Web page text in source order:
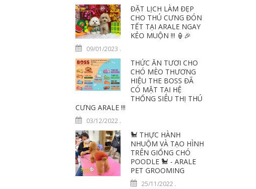
ĐẶT LỊCH LÀM ĐẸP
CHO THÚ CƯNG ĐÓN
TẾT TẠI ARALE NGAY
KẺO MUỘN !!! 🏮️🎉
09/01/2023 .
THỨC ĂN TƯƠI CHO
CHÓ MÈO THƯƠNG
HIỆU THE BOSS ĐÃ
CÓ MẶT TẠI HỆ
THỐNG SIÊU THỊ THÚ
CƯNG ARALE !!!
03/12/2022.
🐩 THỰC HÀNH
NHUỘM VÀ TẠO HÌNH
TRÊN GIỐNG CHÓ
POODLE 🐩 - ARALE
PET GROOMING
25/11/2022 .